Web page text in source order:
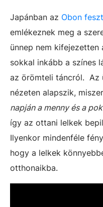
Japánban az Obon
emlékeznek meg a
ünnep nem
sokkal inkább a színes
az örömteli táncról. Az
nézeten alapszik,
napján a menny és a
így az ottani lelkek
Ilyenkor mindenféle
hogy a lelkek
otthonaikba.